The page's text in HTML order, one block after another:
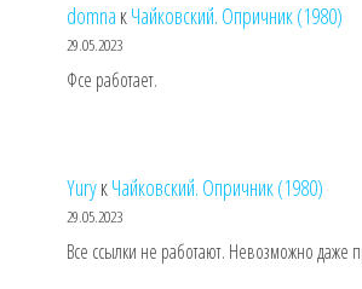
domna кЧайковский. Опричник (1980)
29.05.2023
Фсе работает.
YuryкЧайковский. Опричник (1980)
29.05.2023
Все ссылки не работают. Невозможно даже